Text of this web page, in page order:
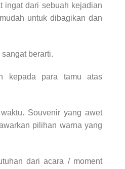
ingat dari sebuah kejadian
untuk dibagikan dan
berarti.
kepada para tamu atas
Souvenir yang awet
pilihan warna yang
dari acara / moment